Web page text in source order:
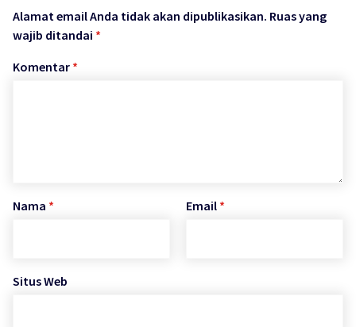
Alamat email Anda tidak akan dipublikasikan. Ruas yang
wajib ditandai *
Komentar *
Nama * Email *
Situs Web